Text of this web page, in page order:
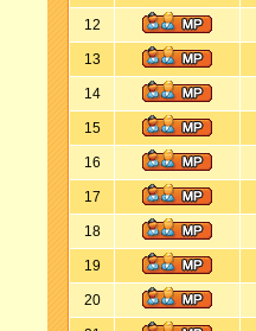
12
13
14
15
16
17
18
19
20